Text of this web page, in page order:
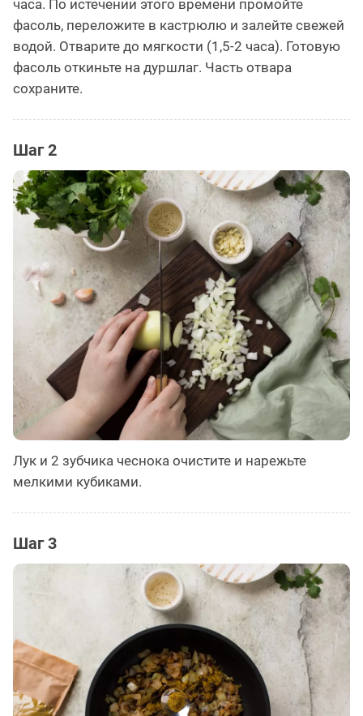
часа. По истечении этого времени промойте
фасоль, переложите в кастрюлю и залейте свежей
водой. Отварите до мягкости (1,5-2 часа). Готовую
фасоль откиньте на дуршлаг. Часть отвара
сохраните.
Шаг 2
Лук и 2 зубчика чеснока очистите и нарежьте
мелкими кубиками.
Шаг 3